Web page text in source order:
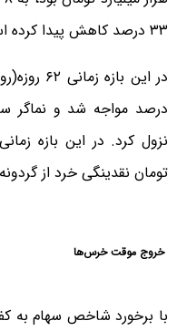
۳۳ درصد کاهش پیدا کرده است.
تومان نقدینگی خرد از
خروج موقت خرس‌ها